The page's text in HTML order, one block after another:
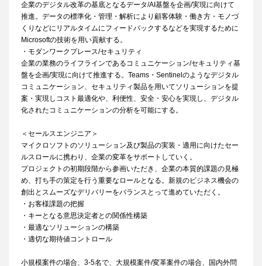
企業のデジタル改革の基底となるデータ/AI基盤を企画/実現に向けて
推進。データの標準化・管理・解析により顧客体験・働き方・モノづ
くりなどにリアルタイムにフィードバックするなどを実現するために
Microsoftの技術を用い貢献する。
・モダンワークプレース/セキュリティ
企業の業務のライフラインであるコミュニケーション/セキュリティ基
盤を企画/実現に向けて推進する。Teams・Sentinelのようなデジタル
コミュニケーション、セキュリティ製品を用いてソリューションを提
案・実現しコスト最適化や、利便性、安全・安心を実現し、デジタル
化されたコミュニケーションの分析を可能にする。
＜セールスエンジニア＞
マイクロソフトのソリューション及び製品の実装・適用に向けたセー
ルスロールに携わり、企業の変革をサポートしていく。
プロジェクトの初期段階から参画いただき、企業の本質的課題の見極
め、打ち手の策定を行う重要なロールとなる。新規のビジネス機会の
創出とスムーズなデリバリーをバランスとって進めていただく。
・お客様課題の把握
・キーとなる意思決定者との関係性構築
・最適なソリューションの構築
・適切な期待値コントロール
小規模案件の場合、3-5名で、大規模案件/変革案件の場合、国内外問